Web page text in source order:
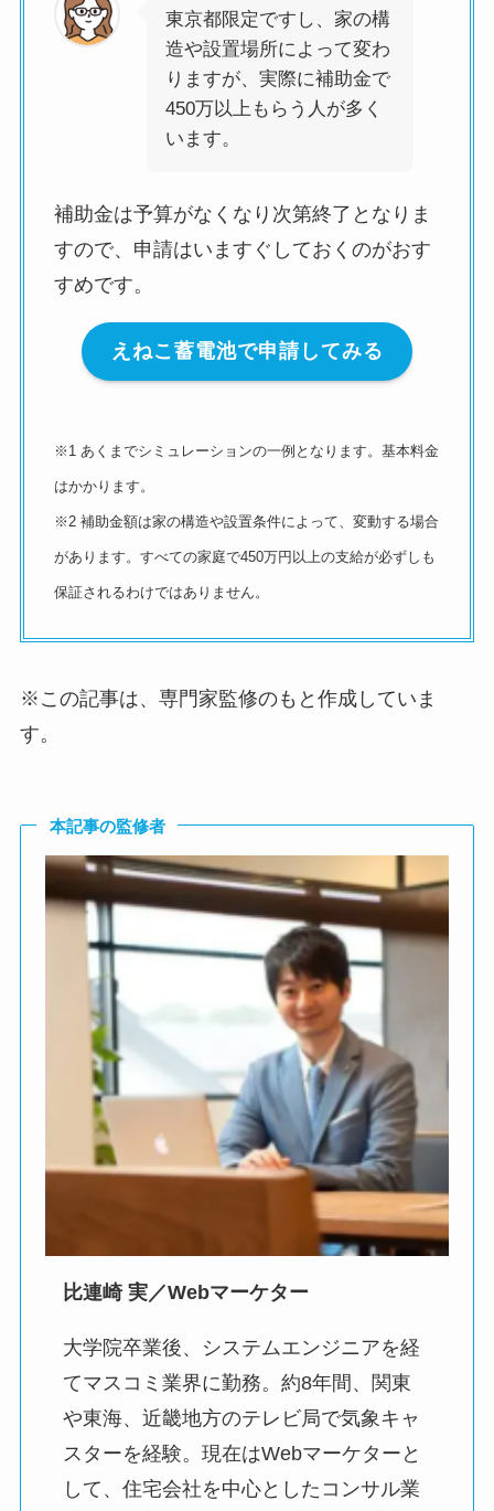
東京都限定ですし、家の構
造や設置場所によって変わ
りますが、実際に補助金で
450万以上もらう人が多く
います。
補助金は予算がなくなり次第終了となりま
すので、申請はいますぐしておくのがおす
すめです。
えねこ蓄電池で申請してみる
※1 あくまでシミュレーションの一例となります。基本料金
はかかります。
※2 補助金額は家の構造や設置条件によって、変動する場合
があります。すべての家庭で450万円以上の支給が必ずしも
保証されるわけではありません。
※この記事は、専門家監修のもと作成していま
す。
本記事の監修者
比連崎 実／Webマーケター
大学院卒業後、システムエンジニアを経
てマスコミ業界に勤務。約8年間、関東
や東海、近畿地方のテレビ局で気象キャ
スターを経験。現在はWebマーケターと
して、住宅会社を中心としたコンサル業